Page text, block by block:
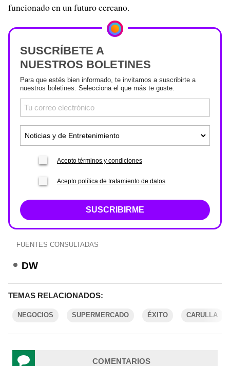
funcionado en un futuro cercano.
SUSCRÍBETE A
NUESTROS BOLETINES
Para que estés bien informado, te invitamos a suscribirte a
nuestros boletines. Selecciona el que más te guste.
Acepto términos y condiciones
Acepto política de tratamiento de datos
SUSCRIBIRME
FUENTES CONSULTADAS
DW
TEMAS RELACIONADOS:
NEGOCIOS SUPERMERCADO ÉXITO CARULLA
COMENTARIOS